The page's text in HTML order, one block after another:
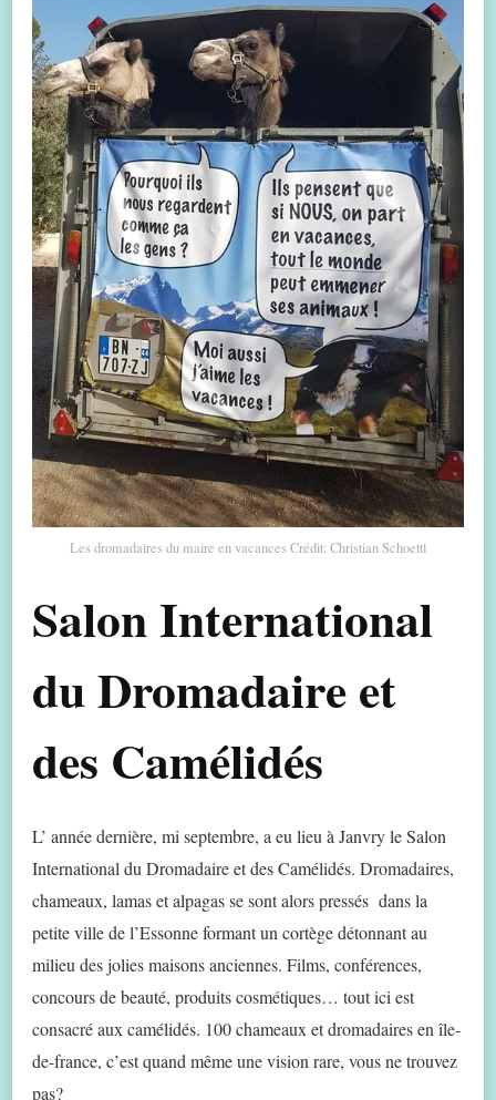
Les dromadaires du maire en vacances Crédit: Christian Schoettl
Salon International
du Dromadaire et
des Camélidés
L’ année dernière, mi septembre, a eu lieu à Janvry le Salon
International du Dromadaire et des Camélidés. Dromadaires,
chameaux, lamas et alpagas se sont alors pressés dans la
petite ville de l’Essonne formant un cortège détonnant au
milieu des jolies maisons anciennes. Films, conférences,
concours de beauté, produits cosmétiques… tout ici est
consacré aux camélidés. 100 chameaux et dromadaires en île-
de-france, c’est quand même une vision rare, vous ne trouvez
pas?